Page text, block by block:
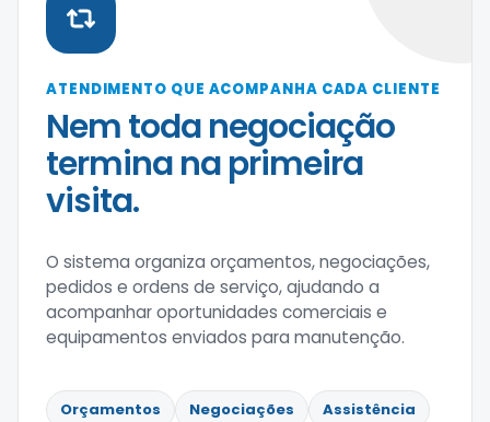
ATENDIMENTO QUE ACOMPANHA CADA CLIENTE
Nem toda negociação
termina na primeira
visita.
O sistema organiza orçamentos, negociações,
pedidos e ordens de serviço, ajudando a
acompanhar oportunidades comerciais e
equipamentos enviados para manutenção.
Orçamentos Negociações
Assistência